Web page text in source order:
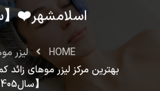
اسلامشهر❤️【
HOME
لیزر
بهترین مرکز لیزر موهای
【سال1405】✅